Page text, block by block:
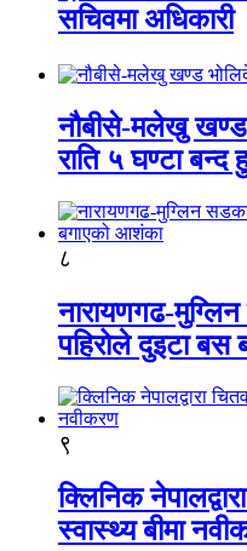
सचिवमा अधिकारी
नौबीसे-मलेखु खण्ड
राति ५ घण्टा बन्द
८
नारायणगढ-
पहिरोले दुइटा
९
क्लिनिक
स्वास्थ्य बीमा